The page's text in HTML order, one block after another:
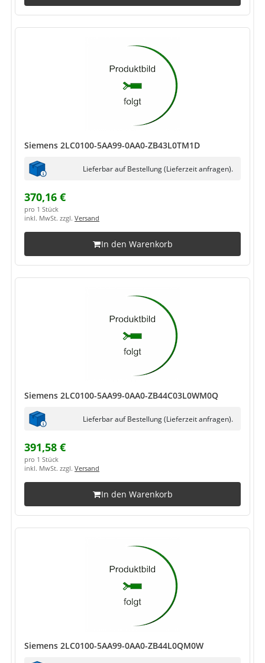
Siemens 2LC0100-5AA99-0AA0-ZB43L0TM1D
Lieferbar auf Bestellung (Lieferzeit anfragen).
370,16 €
pro 1 Stück
inkl. MwSt. zzgl. Versand
In den Warenkorb
Siemens 2LC0100-5AA99-0AA0-ZB44C03L0WM0Q
Lieferbar auf Bestellung (Lieferzeit anfragen).
391,58 €
pro 1 Stück
inkl. MwSt. zzgl. Versand
In den Warenkorb
Siemens 2LC0100-5AA99-0AA0-ZB44L0QM0W